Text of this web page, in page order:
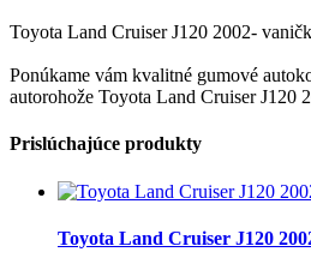
Toyota Land Cruiser J120 2002-
Ponúkame vám kvalitné gumové
autorohože Toyota Land Cruiser J120
Prislúchajúce produkty
Toyota Land Cruiser J120